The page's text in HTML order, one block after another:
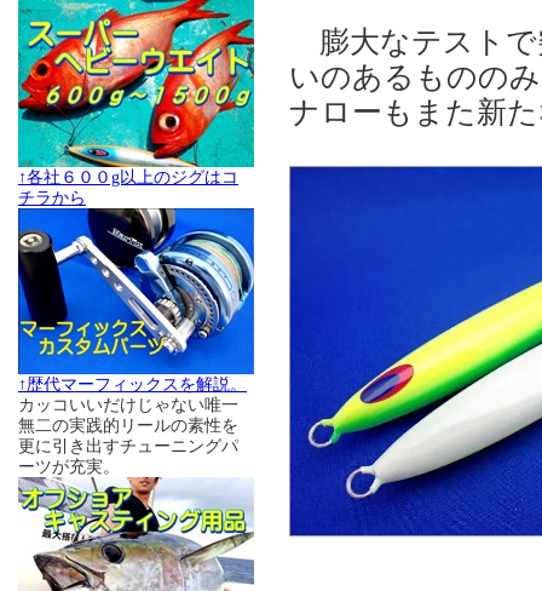
↑各社６００g以上のジグはコ
チラから
↑歴代マーフィックスを解説。
カッコいいだけじゃない唯一
無二の実践的リールの素性を
更に引き出すチューニングパ
ーツが充実。
膨大なテストで
いのあるものの
ナローもまた新